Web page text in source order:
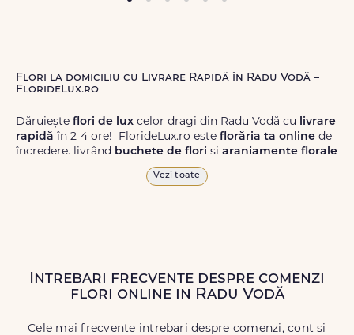
Flori la domiciliu cu Livrare Rapidă în Radu Vodă –
FlorideLux.ro
Dăruiește flori de lux celor dragi din Radu Vodă cu livrare
rapidă în 2-4 ore! FlorideLux.ro este florăria ta online de
încredere, livrând buchete de flori și aranjamente florale
de calitate superioară în Radu Vodă și în toată România.
Livrăm buchete de florichiar și în weekend, pentru ca tu
să poți adresa un gest frumos atunci când ai nevoie.
Vezi toate
Intrebari frecvente despre comenzi
flori online in Radu Vodă
Cele mai frecvente intrebari despre comenzi, cont si